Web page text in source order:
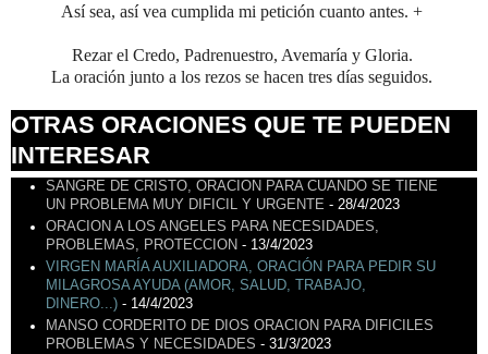
Así sea, así vea cumplida mi petición cuanto antes. +
Rezar el Credo, Padrenuestro, Avemaría y Gloria.
La oración junto a los rezos se hacen tres días seguidos.
OTRAS ORACIONES QUE TE PUEDEN
INTERESAR
SANGRE DE CRISTO, ORACION PARA CUANDO SE TIENE
UN PROBLEMA MUY DIFICIL Y URGENTE - 28/4/2023
ORACION A LOS ANGELES PARA NECESIDADES,
PROBLEMAS, PROTECCION - 13/4/2023
VIRGEN MARÍA AUXILIADORA, ORACIÓN PARA PEDIR SU
MILAGROSA AYUDA (AMOR, SALUD, TRABAJO,
DINERO...)- 14/4/2023
MANSO CORDERITO DE DIOS ORACION PARA DIFICILES
PROBLEMAS Y NECESIDADES - 31/3/2023